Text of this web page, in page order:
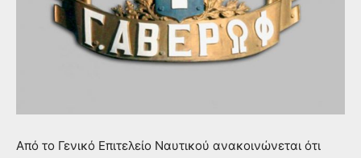
Από το Γενικό Επιτελείο Ναυτικού ανακοινώνεται ότι